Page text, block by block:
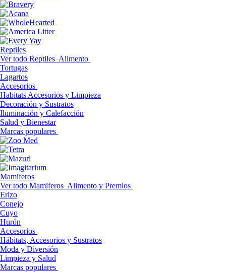
Reptiles
Ver todo Reptiles Alimento
Tortugas
Lagartos
Accesorios
Habitats Accesorios y Limpieza
Decoración y Sustratos
Iluminación y Calefacción
Salud y Bienestar
Marcas populares
Mamiferos
Ver todo Mamiferos Alimento y Premios
Erizo
Conejo
Cuyo
Hurón
Accesorios
Hábitats, Accesorios y Sustratos
Moda y Diversión
Limpieza y Salud
Marcas populares